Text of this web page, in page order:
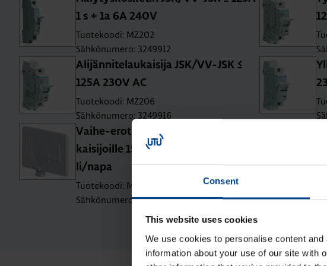
Consent
This website uses cookies
We use cookies to personalise content
information about your use of our site with
1 s + 1a 6A 240V
Tuotekoodi: MZ202
Sähkönumero: 3249912
Ali­jän­ni­te­lau­kai­si­ja JSK/VV-JSK ≤
125A 230V AC
Tuotekoodi: MZ206
Sähkönumero: 3249916
Vai­he-ero­tus­le­vy joh­don­suo­ja­kat­
kai­si­joil­le 15­kA-50­kA 1.5 mo­duu­
li/napa
Tuotekoodi: MZN131
Sähkönumero: 3263400